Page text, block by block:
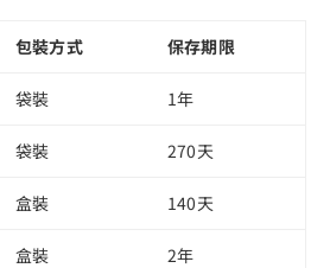
包裝方式 保存期限
袋裝 1年
袋裝 270天
盒裝 140天
盒裝 2年